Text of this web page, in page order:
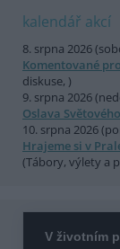
kalendář akcí
8. srpna 2026
Komentované
diskuse, )
9. srpna 2026
Oslava
10. srpna 2026
Hrajeme si v
(Tábory, výlety a